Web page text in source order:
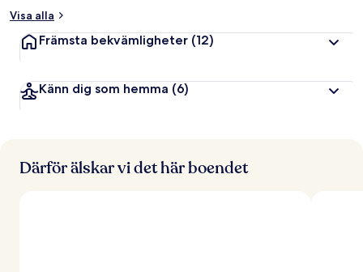
Visa alla
Främsta bekvämligheter (12)
Känn dig som hemma (6)
Därför älskar vi det här boendet